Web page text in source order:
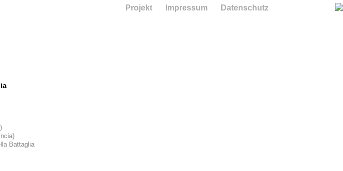
Battaglia
Projekt Impressum Datenschutz